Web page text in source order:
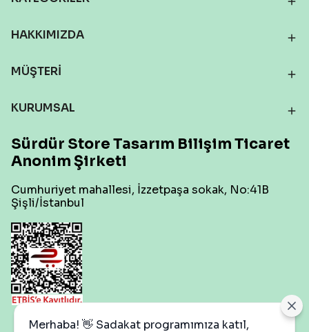
HAKKIMIZDA
MÜŞTERİ
KURUMSAL
Sürdür Store Tasarım Bilişim Ticaret
Anonim Şirketi
Cumhuriyet mahallesi, İzzetpaşa sokak, No:41B
Şişli/İstanbul
Merhaba! 👋 Sadakat programımıza katıl,